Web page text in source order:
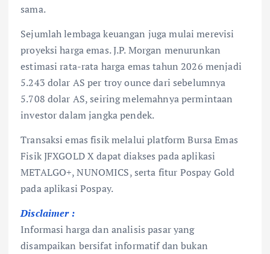
sama.
Sejumlah lembaga keuangan juga mulai merevisi
proyeksi harga emas. J.P. Morgan menurunkan
estimasi rata-rata harga emas tahun 2026 menjadi
5.243 dolar AS per troy ounce dari sebelumnya
5.708 dolar AS, seiring melemahnya permintaan
investor dalam jangka pendek.
Transaksi emas fisik melalui platform Bursa Emas
Fisik JFXGOLD X dapat diakses pada aplikasi
METALGO+, NUNOMICS, serta fitur Pospay Gold
pada aplikasi Pospay.
Disclaimer :
Informasi harga dan analisis pasar yang
disampaikan bersifat informatif dan bukan